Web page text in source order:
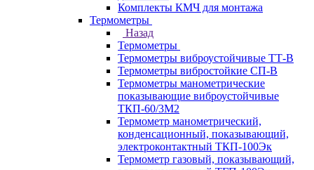
Комплекты КМЧ для монтажа
Термометры
Назад
Термометры
Термометры виброустойчивые ТТ-В
Термометры вибростойкие СП-В
Термометры манометрические
показывающие виброустойчивые
ТКП-60/3М2
Термометр манометрический,
конденсационный, показывающий,
электроконтактный ТКП-100Эк
Термометр газовый, показывающий,